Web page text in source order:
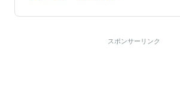
スポンサーリンク